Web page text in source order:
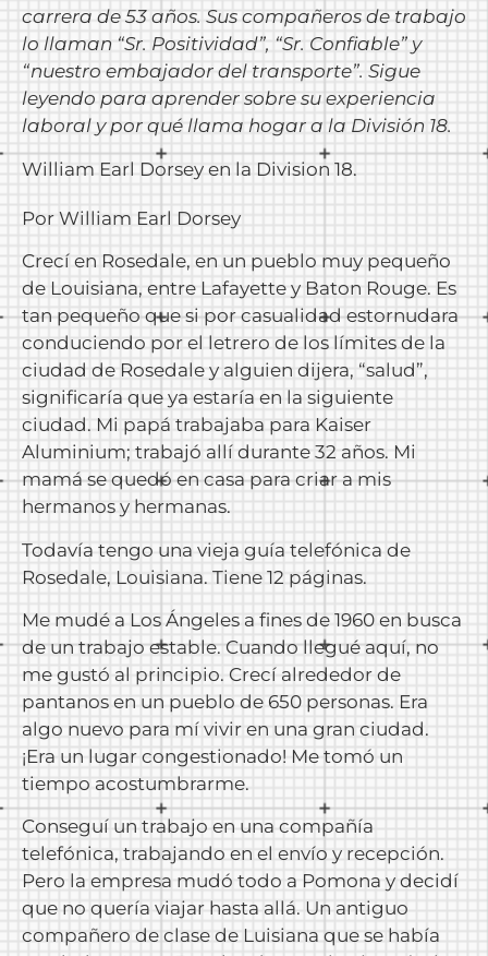
carrera de 53 años. Sus compañeros de trabajo
lo llaman “Sr. Positividad”, “Sr. Confiable” y
“nuestro embajador del transporte”. Sigue
leyendo para aprender sobre su experiencia
laboral y por qué llama hogar a la División 18.
William Earl Dorsey en la Division 18.
Por William Earl Dorsey
Crecí en Rosedale, en un pueblo muy pequeño
de Louisiana, entre Lafayette y Baton Rouge. Es
tan pequeño que si por casualidad estornudara
conduciendo por el letrero de los límites de la
ciudad de Rosedale y alguien dijera, “salud”,
significaría que ya estaría en la siguiente
ciudad. Mi papá trabajaba para Kaiser
Aluminium; trabajó allí durante 32 años. Mi
mamá se quedó en casa para criar a mis
hermanos y hermanas.
Todavía tengo una vieja guía telefónica de
Rosedale, Louisiana. Tiene 12 páginas.
Me mudé a Los Ángeles a fines de 1960 en busca
de un trabajo estable. Cuando llegué aquí, no
me gustó al principio. Crecí alrededor de
pantanos en un pueblo de 650 personas. Era
algo nuevo para mí vivir en una gran ciudad.
¡Era un lugar congestionado! Me tomó un
tiempo acostumbrarme.
Conseguí un trabajo en una compañía
telefónica, trabajando en el envío y recepción.
Pero la empresa mudó todo a Pomona y decidí
que no quería viajar hasta allá. Un antiguo
compañero de clase de Luisiana que se había